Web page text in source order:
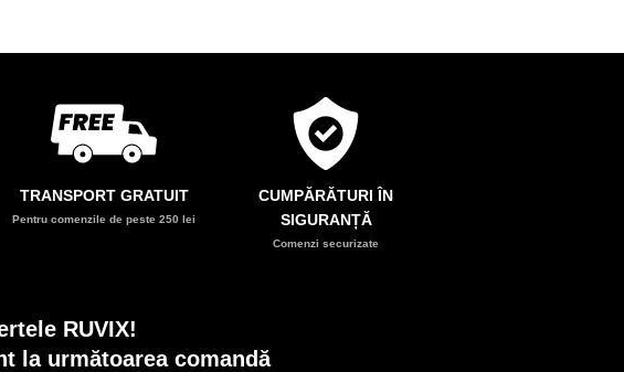
TRANSPORT GRATUIT
Pentru comenzile de peste 250 lei
CUMPĂRĂTURI ÎN
SIGURANȚĂ
Comenzi securizate
RUVIX!
la următoarea comandă